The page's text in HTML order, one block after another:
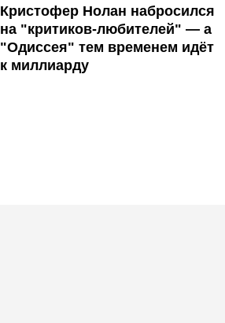
Кристофер Нолан набросился
на "критиков-любителей" — а
"Одиссея" тем временем идёт
к миллиарду